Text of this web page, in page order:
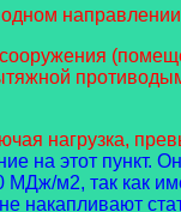
одном
нагрузка,
на этот
м2, так как